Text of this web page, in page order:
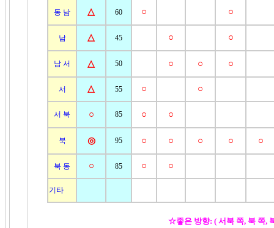
동 남 △ 60 ○ ○
남 △ 45 ○ ○
남 서 △ 50 ○ ○ ○
서 △ 55 ○ ○
서 북 ○ 85 ○ ○
북 ◎ 95 ○ ○ ○ ○ ○
북 동 ○ 85 ○ ○
기타
☆좋은 방향: ( 서북 쪽, 북 쪽,